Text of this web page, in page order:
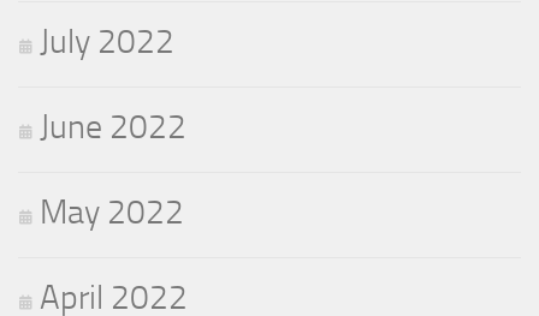
July 2022
June 2022
May 2022
April 2022